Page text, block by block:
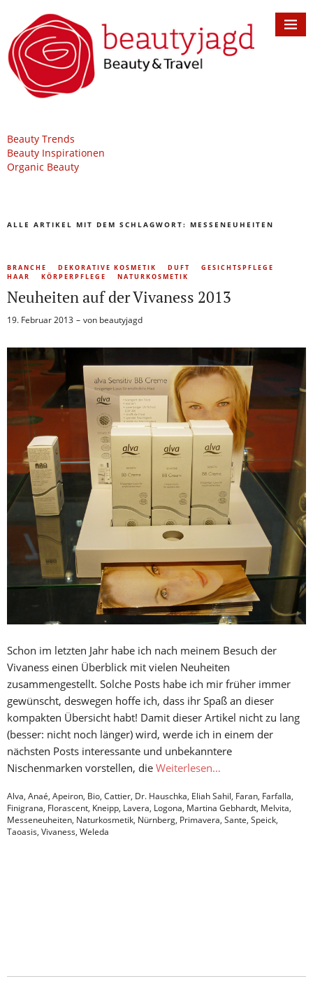
Beauty Trends
Beauty Inspirationen
Organic Beauty
ALLE ARTIKEL MIT DEM SCHLAGWORT: MESSENEUHEITEN
BRANCHE DEKORATIVE KOSMETIK DUFT
GESICHTSPFLEGE
HAAR
KÖRPERPFLEGE NATURKOSMETIK
Neuheiten auf der Vivaness 2013
19. Februar 2013 von beautyjagd
Schon im letzten Jahr habe ich nach meinem Besuch der
Vivaness einen Überblick mit vielen Neuheiten
zusammengestellt. Solche Posts habe ich mir früher immer
gewünscht, deswegen hoffe ich, dass ihr Spaß an dieser
kompakten Übersicht habt! Damit dieser Artikel nicht zu lang
(besser: nicht noch länger) wird, werde ich in einem der
nächsten Posts interessante und unbekanntere
Nischenmarken vorstellen, die Weiterlesen…
Alva, Anaé, Apeiron, Bio, Cattier, Dr. Hauschka, Eliah Sahil, Faran, Farfalla,
Finigrana, Florascent, Kneipp, Lavera, Logona, Martina Gebhardt, Melvita,
Messeneuheiten, Naturkosmetik, Nürnberg, Primavera, Sante, Speick,
Taoasis, Vivaness, Weleda